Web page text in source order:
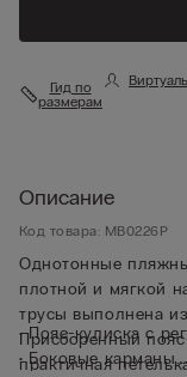
Гид по
размерам
Описание
Код товара: MB0226P
Однотонные
плотной и мягкой
трусы выполнена
Присборенный
практичная
• Пояс-кулиска с
• Боковые карманы.